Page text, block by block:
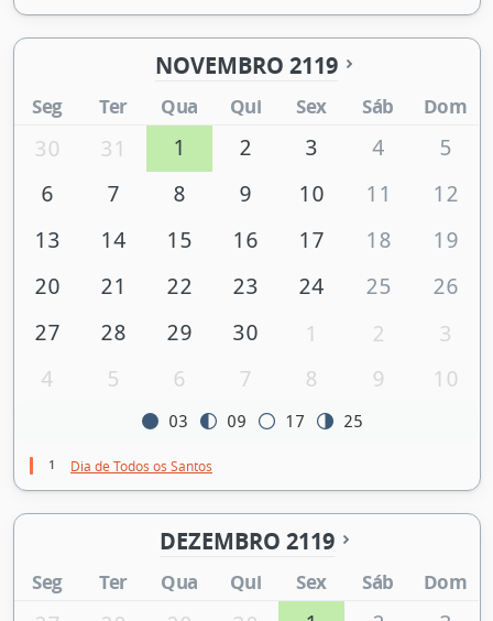
NOVEMBRO 2119
Seg Ter Qua Qui Sex Sáb Dom
30 31 1 2 3 4
5
6
7 8 9 10 11
12
13
14 15 16 17 18
19
20
21 22 23 24 25
26
27
28 29 30 1 2
3
4
5 6 7 8 9 10
03 09 17 25
1 Dia de Todos os Santos
DEZEMBRO 2119
Seg Ter Qua Qui Sex Sáb Dom